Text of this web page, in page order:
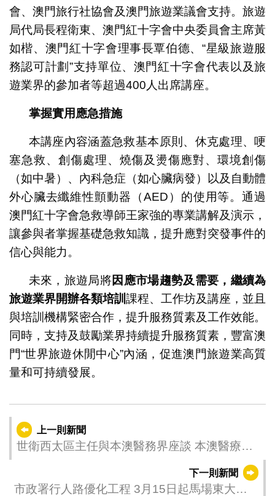
會、澳門旅行社協會及澳門旅遊業議會支持。旅遊
局代局長程衛東、澳門紅十字會中央委員會主席黃
如楷、澳門紅十字會理事長覃伯德、“星級旅遊服
務認可計劃”支持單位、澳門紅十字會代表以及旅
遊業界的參加者等超過400人出席講座。
掌握實用應急措施
本講座內容涵蓋急救基本原則、休克處理、哽
塞急救、創傷處理、燒傷及燙傷應對、環境創傷
（如中暑）、內科急症（如心臟病發）以及自動體
外心臟去纖維性顫動器（AED）的使用等。通過
澳門紅十字會急救導師王家強的專業講解及演示，
讓參與者掌握基礎急救知識，提升應對突發事件的
信心與能力。
未來，旅遊局將因應市場趨勢及需要，繼續為
旅遊業界開辦各類培訓 課程、工作坊及講座，並且
與培訓機構緊密合作，提升服務質素及工作效能。
同時，支持及鼓勵業界持續提升服務質素，豐富澳
門“世界旅遊休閒中心”內涵，促進澳門旅遊業高質
量和可持續發展。
上一則新聞
世衛西太區主任與本澳醫務界座談 本澳醫療衛
下一則新聞
市政署行人路優化工程 3月15日起馬場東大馬